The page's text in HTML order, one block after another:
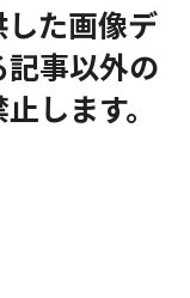
た画像デ
事以外の
します。